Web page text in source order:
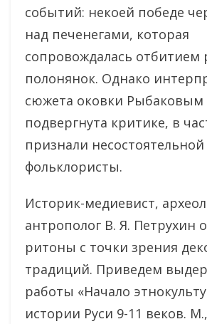
событий: некоей победе
над печенегами, которая
сопровождалась отбитием
полонянок. Однако
сюжета оковки Рыбаковым
подвергнута критике, в
признали несостоятельной
фольклористы.
Историк-медиевист,
антрополог В. Я. Петрухин
ритоны с точки зрения
традиций. Приведем
работы «Начало
истории Руси 9-11 веков.